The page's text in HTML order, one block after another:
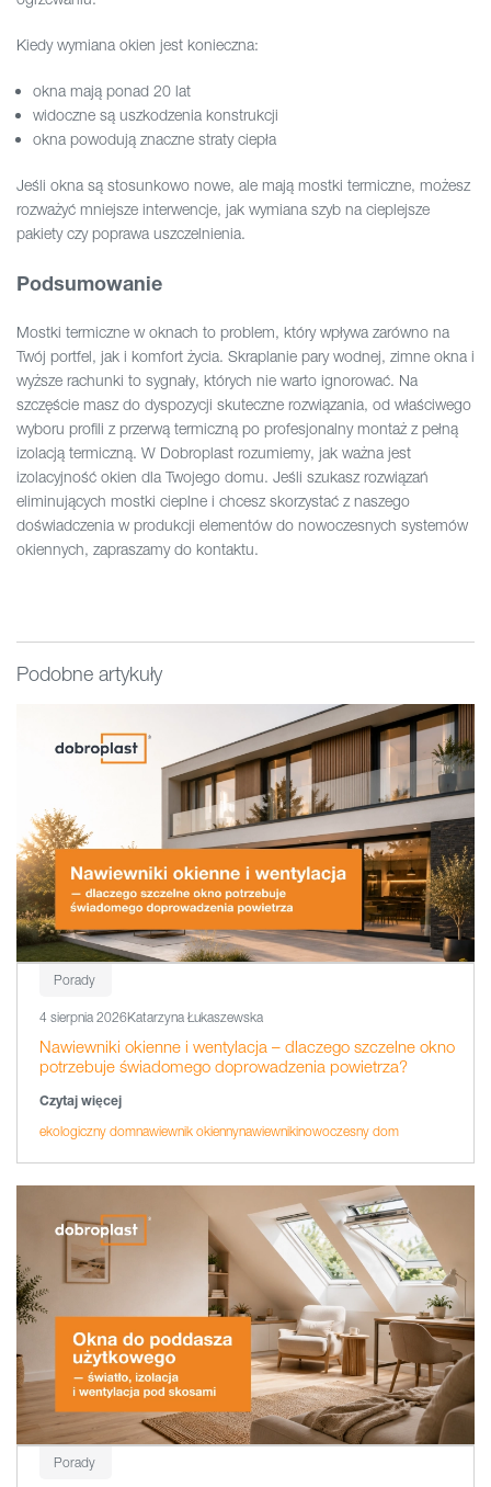
Kiedy wymiana okien jest konieczna:
okna mają ponad 20 lat
widoczne są uszkodzenia konstrukcji
okna powodują znaczne straty ciepła
Jeśli okna są stosunkowo nowe, ale mają mostki termiczne, możesz
rozważyć mniejsze interwencje, jak wymiana szyb na cieplejsze
pakiety czy poprawa uszczelnienia.
Podsumowanie
Mostki termiczne w oknach to problem, który wpływa zarówno na
Twój portfel, jak i komfort życia. Skraplanie pary wodnej, zimne okna i
wyższe rachunki to sygnały, których nie warto ignorować. Na
szczęście masz do dyspozycji skuteczne rozwiązania, od właściwego
wyboru profili z przerwą termiczną po profesjonalny montaż z pełną
izolacją termiczną. W Dobroplast rozumiemy, jak ważna jest
izolacyjność okien dla Twojego domu. Jeśli szukasz rozwiązań
eliminujących mostki cieplne i chcesz skorzystać z naszego
doświadczenia w produkcji elementów do nowoczesnych systemów
okiennych, zapraszamy do kontaktu.
Podobne artykuły
Porady
4 sierpnia 2026Katarzyna Łukaszewska
Nawiewniki okienne i wentylacja – dlaczego szczelne okno
potrzebuje świadomego doprowadzenia powietrza?
Czytaj więcej
ekologiczny domnawiewnik okiennynawiewnikinowoczesny dom
Porady